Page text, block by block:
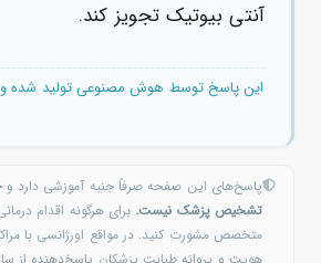
آنتی بیوتیک تجویز کند.
این پاسخ توسط هوش مصنوعی تولید شده
پاسخ‌های این صفحه صرفاً جنبه آموزشی دارد و
تشخیص پزشک نیست. برای هرگونه اقدام
متخصص مشورت کنید. در مواقع اورژانسی با